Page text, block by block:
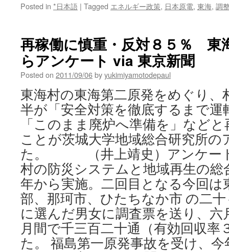
Posted in *日本語 | Tagged エネルギー政策, 日本原電, 東海, 調
再稼働に慎重・反対８５％ 東
らアンケート via 東京新聞
Posted on 2011/09/06byyukimiyamotodepaul
東海村の東海第二原発をめぐり、
半が「安全対策を徹底するまで
「このまま廃炉へ準備を」など
ことが茨城大学地域総合研究所
た。 （井上靖史）アンケート
村の防災システムと地域再生の総
年から実施。二回目となる今回は
部、那珂市、ひたちなか市 の二
に選んだ男女に調査票を送り、
月間で千三百二十通（有効回収率
た。 福島第一原発事故を受け、